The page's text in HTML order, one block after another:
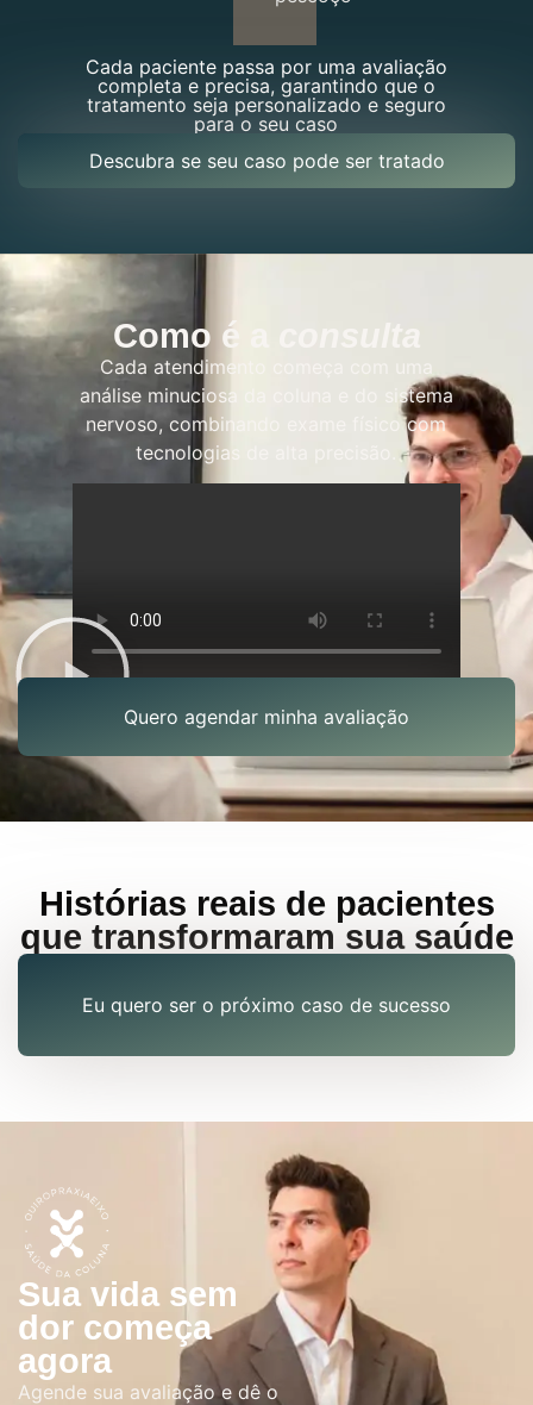
Cada paciente passa por uma avaliação
completa e precisa, garantindo que o
tratamento seja personalizado e seguro
para o seu caso
Descubra se seu caso pode ser tratado
Como é a consulta
Cada atendimento começa com uma
análise minuciosa da coluna e do sistema
nervoso, combinando exame físico com
tecnologias de alta precisão.
Quero agendar minha avaliação
Histórias reais de pacientes
que transformaram sua saúde
Eu quero ser o próximo caso de sucesso
Sua vida sem
dor começa
agora
Agende sua avaliação e dê o